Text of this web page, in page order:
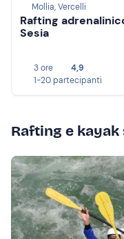
Mollia, Vercelli
Rafting
Sesia
3 ore
4,9
1-20 partecipanti
Rafting e